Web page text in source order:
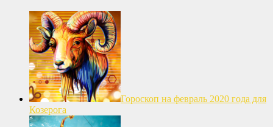
Гороскоп на февраль 2020 года для
Козерога